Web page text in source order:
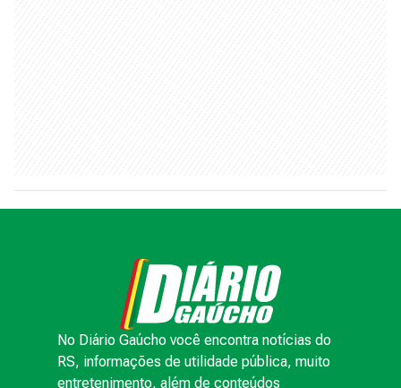
No Diário Gaúcho você encontra notícias do
RS, informações de utilidade pública, muito
entretenimento, além de conteúdos